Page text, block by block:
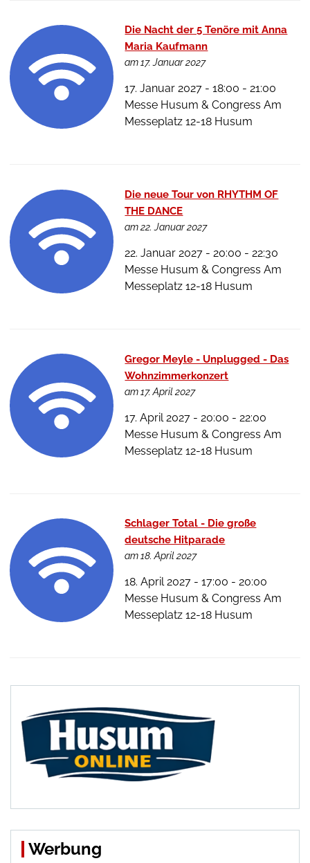
Die Nacht der 5 Tenöre mit Anna
Maria Kaufmann
am 17. Januar 2027
17. Januar 2027 - 18:00 - 21:00
Messe Husum & Congress Am
Messeplatz 12-18 Husum
Die neue Tour von RHYTHM OF
THE DANCE
am 22. Januar 2027
22. Januar 2027 - 20:00 - 22:30
Messe Husum & Congress Am
Messeplatz 12-18 Husum
Gregor Meyle - Unplugged - Das
Wohnzimmerkonzert
am 17. April 2027
17. April 2027 - 20:00 - 22:00
Messe Husum & Congress Am
Messeplatz 12-18 Husum
Schlager Total - Die große
deutsche Hitparade
am 18. April 2027
18. April 2027 - 17:00 - 20:00
Messe Husum & Congress Am
Messeplatz 12-18 Husum
Werbung